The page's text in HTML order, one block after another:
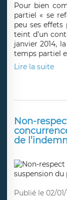
Pour bien
partiel « se
peu ses
teint d’un
janvier 2014,
temps partiel
Lire la suite
Non-
de
Publié le 02/01/